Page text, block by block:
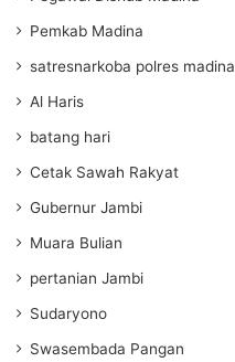
Pemkab Madina
satresnarkoba polres madina
Al Haris
batang hari
Cetak Sawah Rakyat
Gubernur Jambi
Muara Bulian
pertanian Jambi
Sudaryono
Swasembada Pangan